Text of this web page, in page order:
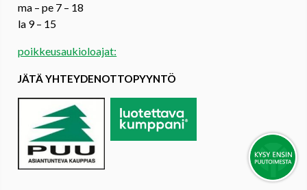
ma – pe 7 – 18
la 9 – 15
poikkeusaukioloajat:
JÄTÄ YHTEYDENOTTOPYYNTÖ